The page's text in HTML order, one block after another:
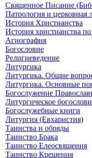
Священное Писание
Патрология и церковная
История Христианства
История христианства
Агиография
Богословие
Религиеведение
Литургика
Литургика. Общие
Литургика. Основные
Богослужение
Литургическое
Богослужебные книги
Литургия (Евхаристия)
Таинства и обряды
Таинство Брака
Таинство Елеосвящения
Таинство Крещения